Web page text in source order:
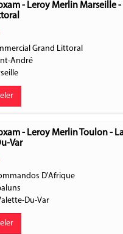
- Leroy Merlin Marseille -
Grand Littoral
André
- Leroy Merlin Toulon -
Var
D'Afrique
Du-Var